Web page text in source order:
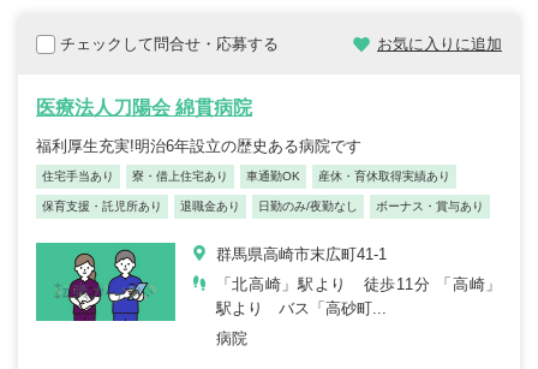
チェックして問合せ・応募する お気に入りに追加
医療法人刀陽会 綿貫病院
福利厚生充実!明治6年設立の歴史ある病院です
住宅手当あり 寮・借上住宅あり 車通勤OK 産休・育休取得実績あり
保育支援・託児所あり 退職金あり 日勤のみ/夜勤なし ボーナス・賞与あり
群馬県高崎市末広町41-1
「北高崎」駅より 徒歩11分 「高崎」
駅より バス「高砂町...
病院